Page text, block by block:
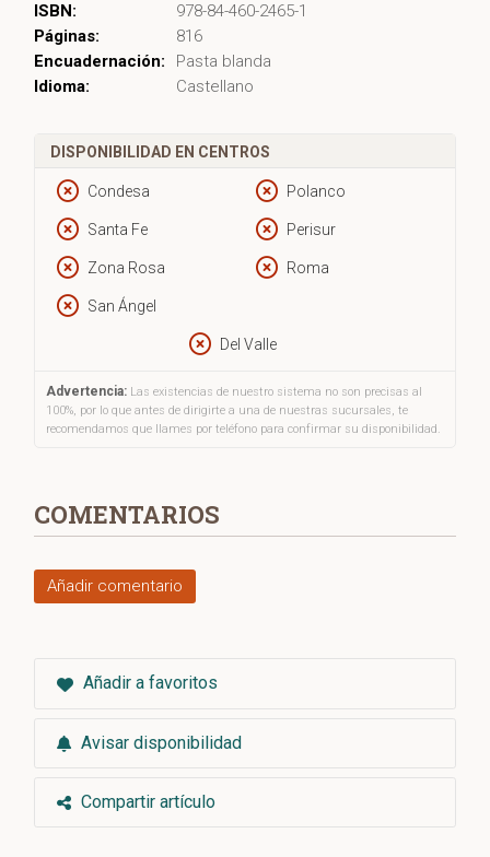
es la razón por la cual los romanos helenizados pudieron
continuar creyéndose tan romanos como lo habían sido
siempre. El presente volumen sugiere una visión de conjunto
y un análisis certero de esa primera «universalización» que
ISBN:
978-84-460-2465-1
Páginas:
816
Encuadernación:
Pasta blanda
Idioma:
Castellano
DISPONIBILIDAD EN CENTROS
Condesa Polanco
Santa Fe Perisur
Zona Rosa Roma
San Ángel
Del Valle
Advertencia: Las existencias de nuestro sistema no son precisas al
100%, por lo que antes de dirigirte a una de nuestras sucursales, te
recomendamos que llames por teléfono para confirmar su disponibilidad.
COMENTARIOS
Añadir comentario
Añadir a favoritos
Avisar disponibilidad
Compartir artículo